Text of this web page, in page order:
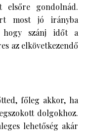
elsőre gondolnád.
most jó irányba
hogy szánj időt a
az elkövetkezendő
főleg akkor, ha
dolgokhoz.
lehetőség akár